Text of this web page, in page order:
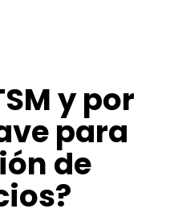
y por
para
de